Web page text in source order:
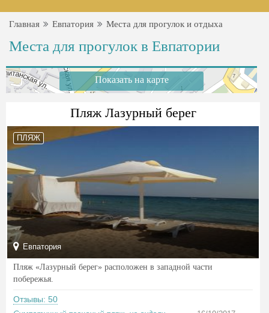
Главная Евпатория Места для прогулок и отдыха
Места для прогулок в Евпатории
Показать на карте
Пляж Лазурный берег
ПЛЯЖ
Евпатория
Пляж «Лазурный берег» расположен в западной части
побережья.
Отзывы: 50